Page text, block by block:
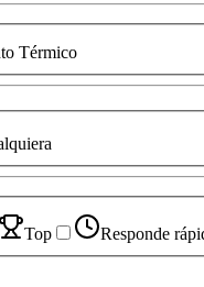
Térmico
Top Responde